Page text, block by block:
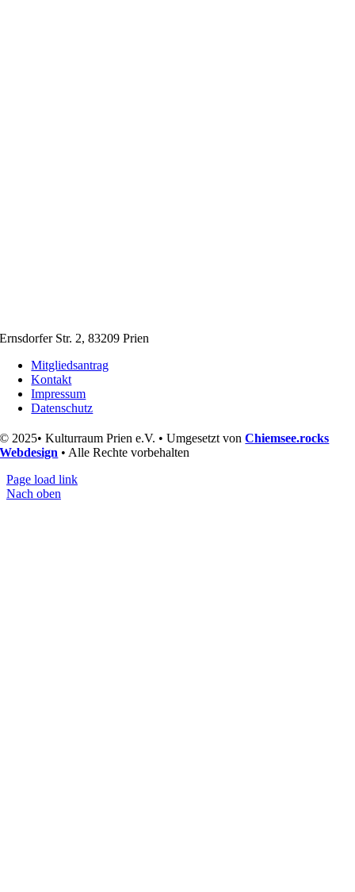
Ernsdorfer Str. 2, 83209 Prien
Mitgliedsantrag
Kontakt
Impressum
Datenschutz
© 2025• Kulturraum Prien e.V. • Umgesetzt vonChiemsee.rocks
Webdesign • Alle Rechte vorbehalten
Page load link
Nach oben